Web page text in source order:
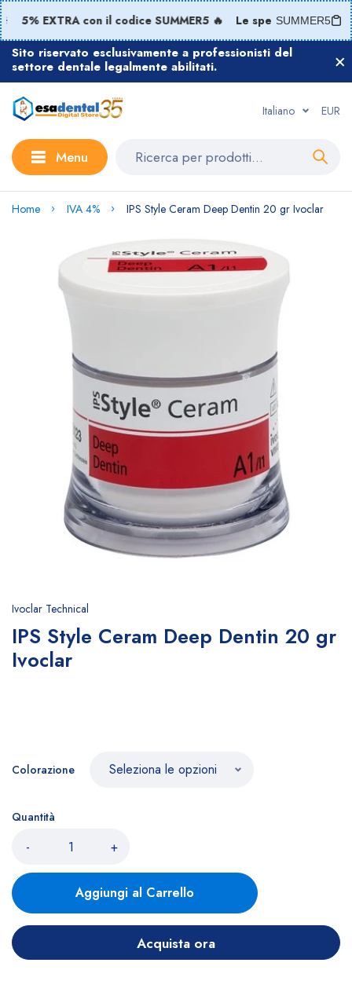
5% EXTRA con il codice SUMMER5 🔥 Le spedizioni
SUMMER5
Sito riservato esclusivamente a professionisti del
settore dentale legalmente abilitati.
Italiano EUR
Menu
Home IVA 4% IPS Style Ceram Deep Dentin 20 gr Ivoclar
Ivoclar Technical
IPS Style Ceram Deep Dentin 20 gr
Ivoclar
Colorazione
Quantità
- +
Aggiungi al Carrello
Acquista ora